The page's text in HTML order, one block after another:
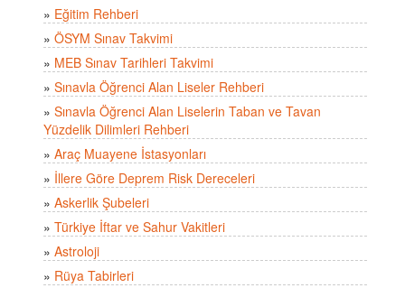
» Eğitim Rehberi
» ÖSYM Sınav Takvimi
» MEB Sınav Tarihleri Takvimi
» Sınavla Öğrenci Alan Liseler Rehberi
» Sınavla Öğrenci Alan Liselerin Taban ve Tavan
Yüzdelik Dilimleri Rehberi
» Araç Muayene İstasyonları
» İllere Göre Deprem Risk Dereceleri
» Askerlik Şubeleri
» Türkiye İftar ve Sahur Vakitleri
» Astroloji
» Rüya Tabirleri